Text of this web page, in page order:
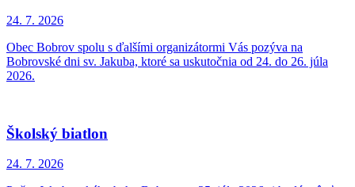
24. 7. 2026
Obec Bobrov spolu s ďalšími organizátormi Vás pozýva na
Bobrovské dni sv. Jakuba, ktoré sa uskutočnia od 24. do 26. júla
2026.
Školský biatlon
24. 7. 2026